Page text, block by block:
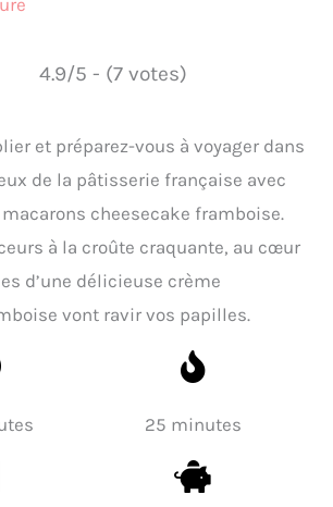
4.9/5 - (7 votes)
et préparez-vous à voyager dans
de la pâtisserie française avec
cheesecake framboise.
à la croûte craquante, au cœur
d’une délicieuse crème
vont ravir vos papilles.
25 minutes